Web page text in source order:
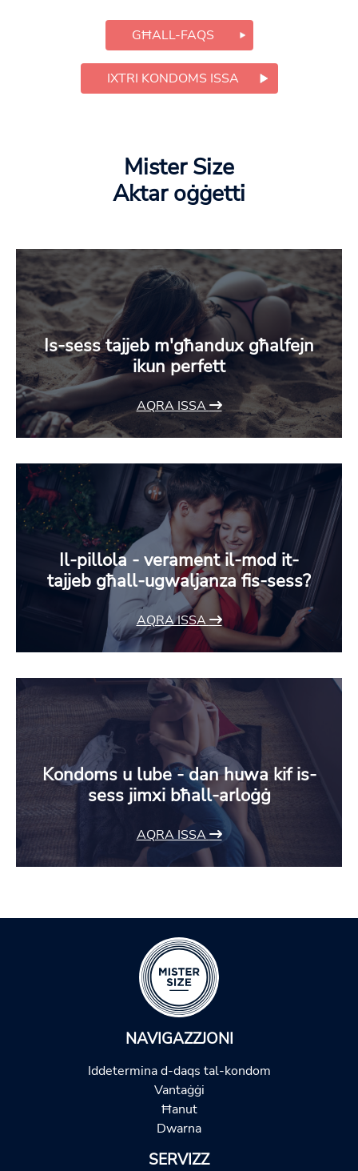
GĦALL-FAQS
IXTRI KONDOMS ISSA
Mister Size
Aktar oġġetti
Is-sess tajjeb m'għandux għalfejn
ikun perfett
AQRA ISSA
Il-pillola - verament il-mod it-
tajjeb għall-ugwaljanza fis-sess?
AQRA ISSA
Kondoms u lube - dan huwa kif is-
sess jimxi bħall-arloġġ
AQRA ISSA
NAVIGAZZJONI
Iddetermina d-daqs tal-kondom
Vantaġġi
Ħanut
Dwarna
SERVIZZ